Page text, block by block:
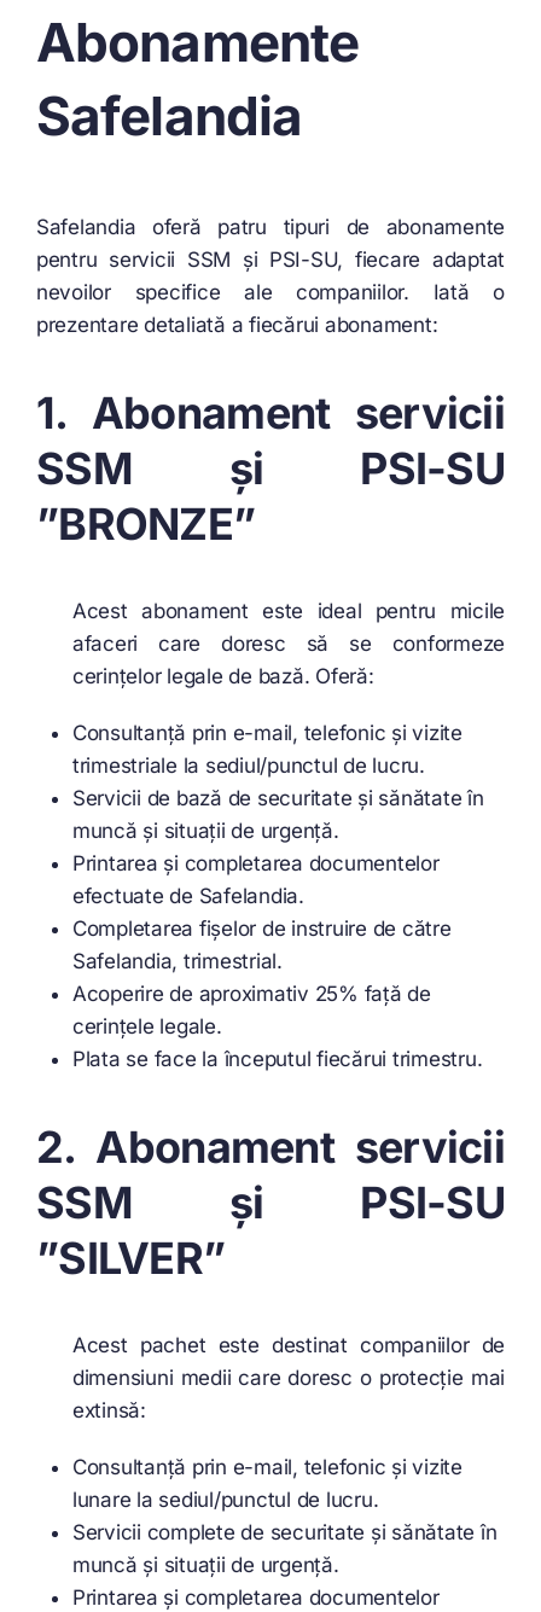
Abonamente
Safelandia
Safelandia oferă patru tipuri de abonamente
pentru servicii SSM și PSI-SU, fiecare adaptat
nevoilor specifice ale companiilor. Iată o
prezentare detaliată a fiecărui abonament:
1. Abonament servicii
SSM și PSI-SU
”BRONZE”
Acest abonament este ideal pentru micile
afaceri care doresc să se conformeze
cerințelor legale de bază. Oferă:
Consultanță prin e-mail, telefonic și vizite
trimestriale la sediul/punctul de lucru.
Servicii de bază de securitate și sănătate în
muncă și situații de urgență.
Printarea și completarea documentelor
efectuate de Safelandia.
Completarea fișelor de instruire de către
Safelandia, trimestrial.
Acoperire de aproximativ 25% față de
cerințele legale.
Plata se face la începutul fiecărui trimestru.
2. Abonament servicii
SSM și PSI-SU
”SILVER”
Acest pachet este destinat companiilor de
dimensiuni medii care doresc o protecție mai
extinsă:
Consultanță prin e-mail, telefonic și vizite
lunare la sediul/punctul de lucru.
Servicii complete de securitate și sănătate în
muncă și situații de urgență.
Printarea și completarea documentelor